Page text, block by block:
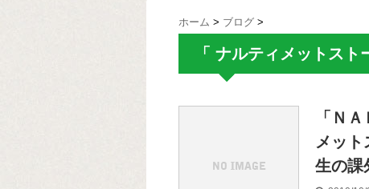
ホーム > ブログ >
「 ナルティメットスト
「Ｎ
メッ
生の課